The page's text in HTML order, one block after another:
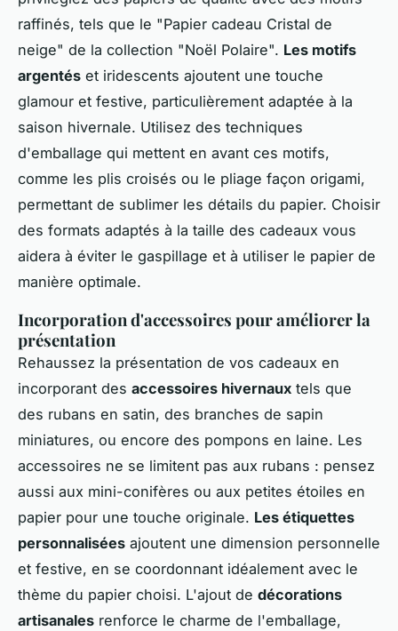
raffinés, tels que le "Papier cadeau Cristal de
neige" de la collection "Noël Polaire". Les motifs
argentés et iridescents ajoutent une touche
glamour et festive, particulièrement adaptée à la
saison hivernale. Utilisez des techniques
d'emballage qui mettent en avant ces motifs,
comme les plis croisés ou le pliage façon origami,
permettant de sublimer les détails du papier. Choisir
des formats adaptés à la taille des cadeaux vous
aidera à éviter le gaspillage et à utiliser le papier de
manière optimale.
Incorporation d'accessoires pour améliorer la
présentation
Rehaussez la présentation de vos cadeaux en
incorporant des accessoires hivernaux tels que
des rubans en satin, des branches de sapin
miniatures, ou encore des pompons en laine. Les
accessoires ne se limitent pas aux rubans : pensez
aussi aux mini-conifères ou aux petites étoiles en
papier pour une touche originale. Les étiquettes
personnalisées ajoutent une dimension personnelle
et festive, en se coordonnant idéalement avec le
thème du papier choisi. L'ajout de décorations
artisanales renforce le charme de l'emballage,